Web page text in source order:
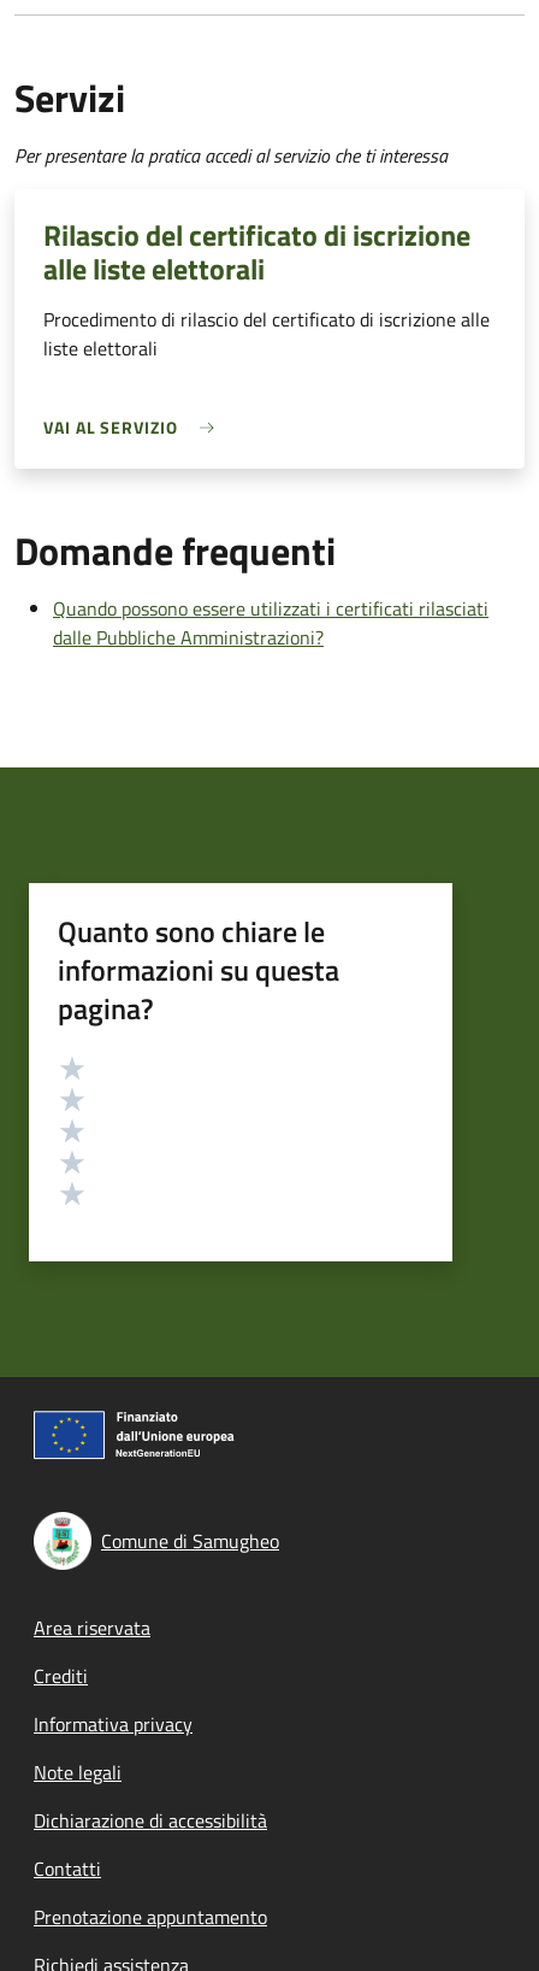
Servizi
Per presentare la pratica accedi al servizio che ti interessa
Rilascio del certificato di iscrizione
alle liste elettorali
Procedimento di rilascio del certificato di iscrizione alle
liste elettorali
VAI AL SERVIZIO
Domande frequenti
Quando possono essere utilizzati i certificati rilasciati
dalle Pubbliche Amministrazioni?
Quanto sono chiare le
informazioni su questa
pagina?
Valutazione
Comune di Samugheo
Footer menu
Area riservata
Crediti
Informativa privacy
Note legali
Dichiarazione di accessibilità
Contatti
Prenotazione appuntamento